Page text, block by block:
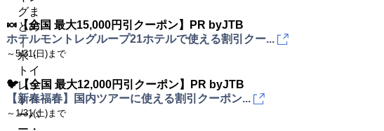
🍬【全国 最大15,000円引クーポン】PR byJTB
ホテルモントレグループ21ホテルで使える割引クー...
～5/31(日)まで
🐦【全国 最大12,000円引クーポン】PR byJTB
【新春福春】国内ツアーに使える割引クーポン...
～1/31(土)まで